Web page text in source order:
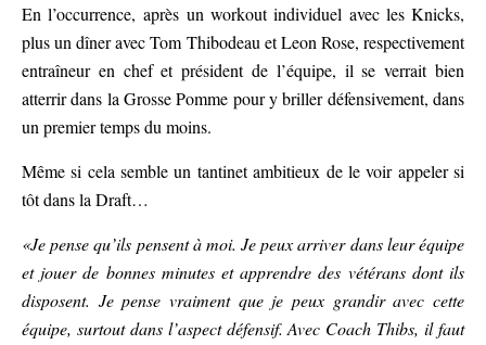
En l’occurrence, après un workout individuel avec les Knicks,
plus un dîner avec Tom Thibodeau et Leon Rose, respectivement
entraîneur en chef et président de l’équipe, il se verrait bien
atterrir dans la Grosse Pomme pour y briller défensivement, dans
un premier temps du moins.
Même si cela semble un tantinet ambitieux de le voir appeler si
tôt dans la Draft…
«Je pense qu’ils pensent à moi. Je peux arriver dans leur équipe
et jouer de bonnes minutes et apprendre des vétérans dont ils
disposent. Je pense vraiment que je peux grandir avec cette
équipe, surtout dans l’aspect défensif. Avec Coach Thibs, il faut